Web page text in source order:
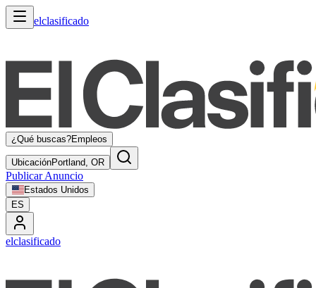
elclasificado
¿Qué buscas?Empleos
UbicaciónPortland, OR
Publicar Anuncio
Estados Unidos
ES
elclasificado